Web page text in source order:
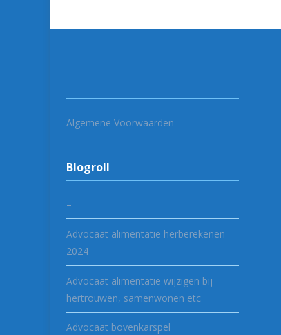
Algemene Voorwaarden
Blogroll
–
Advocaat alimentatie herberekenen
2024
Advocaat alimentatie wijzigen bij
hertrouwen, samenwonen etc
Advocaat bovenkarspel